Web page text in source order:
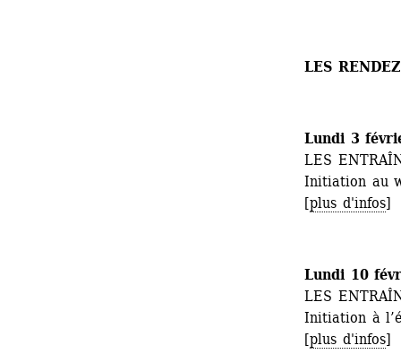
LES
Lundi 3
LES
Initiation au
[plus d'infos]
Lundi 10
LES
Initiation à
[plus d'infos]